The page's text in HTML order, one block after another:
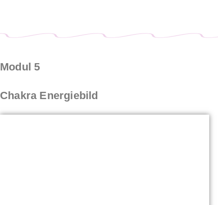
Modul 5
Chakra Energiebild